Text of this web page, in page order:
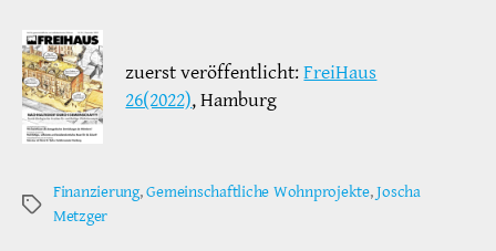
zuerst veröffentlicht:FreiHaus
26(2022), Hamburg
Schlagwörter
Finanzierung,Gemeinschaftliche Wohnprojekte,Joscha
Metzger